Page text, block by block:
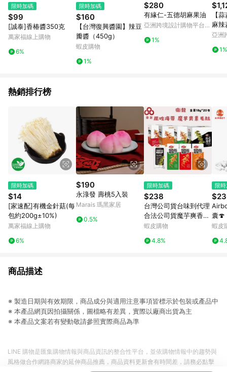
限時加碼
$99
[誠泰]香椿醬350克
萬家福線上購物
6%
限時加碼
$160
【台灣復興醬園】辣豆
瓣醬（450g）
蝦皮購物
1%
$280
有緣仁-五德胡麻果油
亞洲跨境設計購物平台
1%
【
麻辣
分享
亞洲
1%
熱銷排行榜
限時加碼
$14
[家速配]有機金針菇(每
包約200g±10%)
萬家福線上購物
6%
$190
永淥發 壽桃5入裝
Marais 瑪黑家居
0.5%
限時加碼
$238
台灣公司貨台味到代理
合法公司貨魔芋爽香
辣/麻辣/酸辣泡椒素毛
帶400G1盒20入
蝦皮購物
4.8%
限
囊🍄
劑，
蝦皮
商品描述
※ 製造日期與有效期限，商品成分與適用注意事項皆標示於包裝或產品中
※ 本產品網頁因拍攝關係，圖檔略有差異，實際以廠商出貨為主
※ 本產品文案若有變動敬請參照實際商品為準
LINE 購物是匯集購物情報與商品資訊的整合性平台，並依購物情報中的趨勢與
風格做合作網路商家的延伸商品推薦，商品資料更新會有時間差，請務必點擊